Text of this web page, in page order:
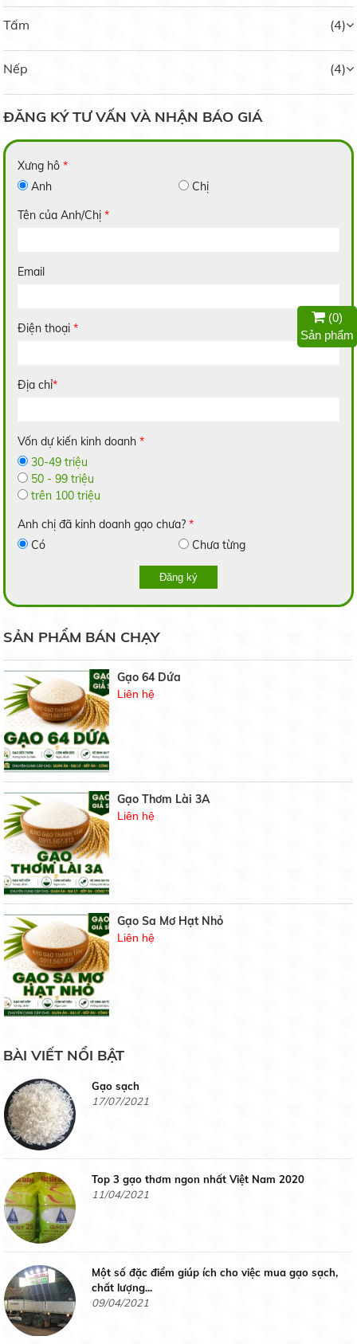
Tấm (4)
Nếp (4)
ĐĂNG KÝ TƯ VẤN VÀ NHẬN BÁO GIÁ
Xưng hô*
Anh
Chị
Tên của Anh/Chị*
Email
Điện thoại*
Địa chỉ*
Vốn dự kiến kinh doanh*
30-49 triệu
50 - 99 triệu
trên 100 triệu
Anh chị đã kinh doanh gạo chưa?*
Có
Chưa từng
Đăng ký
SẢN PHẨM BÁN CHẠY
Nếp Bắc Hạt Cau
14.000 đ/kg
Gạo 64 Dứa
Liên hệ
Gạo Thơm Lài 3A
Liên hệ
Gạo Sa Mơ Hạt Nhỏ
Liên hệ
Liên hệ
Liên hệ
Gạo Nhật
Liên hệ
BÀI VIẾT NỔI BẬT
19/05/2020
6 bước bảo quản hoa cúc sau thu hoạch
19/05/2020
3 phương pháp phục hồi cây caphe nhiểm sương
muối
19/05/2020
BẢNG GIÁ GẠO HÔM NAY
21/07/2021
Gạo chuyên dùng cơm chiên
19/07/2021
Gạo sạch
17/07/2021
Top 3 gạo thơm ngon nhất Việt Nam 2020
11/04/2021
Một số đặc điểm giúp ích cho việc mua gạo sạch,
chất lượng...
09/04/2021
(0)
Sản phẩm